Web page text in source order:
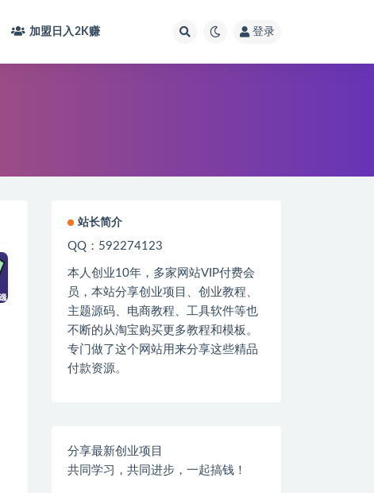
加盟日入2K赚 登录
站长简介
QQ：592274123
本人创业10年，多家网站VIP付费会
员，本站分享创业项目、创业教程、
主题源码、电商教程、工具软件等也
不断的从淘宝购买更多教程和模板。
专门做了这个网站用来分享这些精品
付款资源。
分享最新创业项目
共同学习，共同进步，一起搞钱！